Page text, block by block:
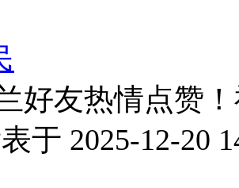
好友热情点赞
于 2025-12-20